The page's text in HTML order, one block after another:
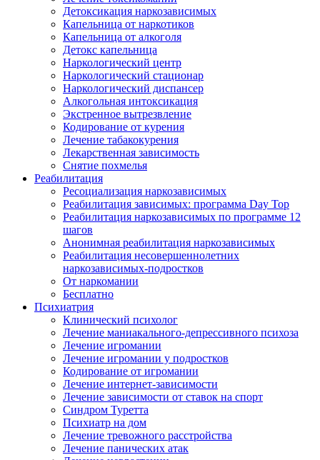
Детоксикация наркозависимых
Капельница от наркотиков
Капельница от алкоголя
Детокс капельница
Наркологический центр
Наркологический стационар
Наркологический диспансер
Алкогольная интоксикация
Экстренное вытрезвление
Кодирование от курения
Лечение табакокурения
Лекарственная зависимость
Снятие похмелья
Реабилитация
Ресоциализация наркозависимых
Реабилитация зависимых: программа Day Top
Реабилитация наркозависимых по программе 12
шагов
Анонимная реабилитация наркозависимых
Реабилитация несовершеннолетних
наркозависимых-подростков
От наркомании
Бесплатно
Психиатрия
Клинический психолог
Лечение маниакального-депрессивного психоза
Лечение игромании
Лечение игромании у подростков
Кодирование от игромании
Лечение интернет-зависимости
Лечение зависимости от ставок на спорт
Синдром Туретта
Психиатр на дом
Лечение тревожного расстройства
Лечение панических атак